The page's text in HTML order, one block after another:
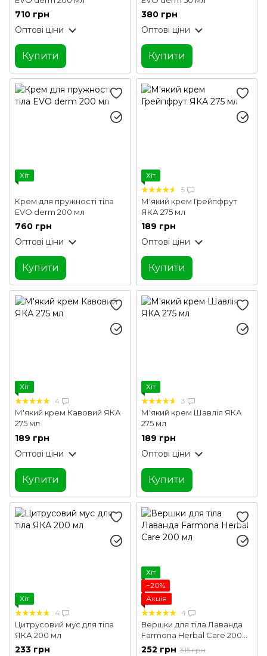
710 грн
Оптові ціни
Купити
380 грн
Оптові ціни
Купити
Хіт
Крем для пружності тіла
EVO derm 200 мл
760 грн
Оптові ціни
Купити
Хіт
5
М'який крем Грейпфрут
ЯКА 275 мл
189 грн
Оптові ціни
Купити
Хіт
4
М'який крем Кавовий ЯКА
275 мл
189 грн
Оптові ціни
Купити
Хіт
3
М'який крем Шавлія ЯКА
275 мл
189 грн
Оптові ціни
Купити
Хіт
4
Цитрусовий мус для тіла
ЯКА 200 мл
233 грн
Хіт
−20%
Акція
4
Вершки для тіла Лаванда
Farmona Herbal Care 200
мл
252 грн 315 грн